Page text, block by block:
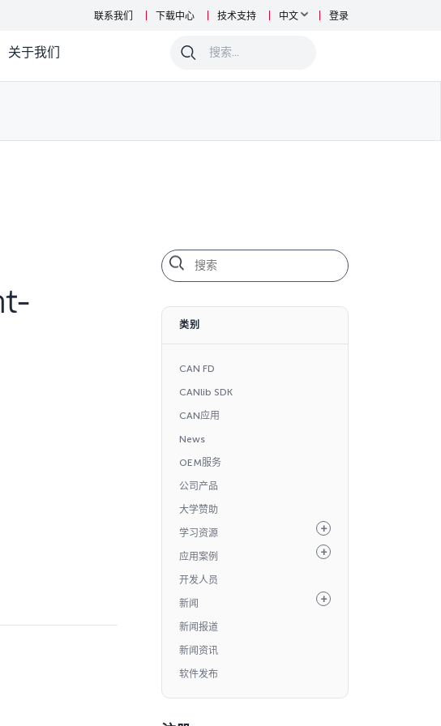
联系我们 下载中心 技术支持 中文 登录
关于我们 0
类别
CAN FD
CANlib SDK
CAN应用
News
OEM服务
公司产品
大学赞助
学习资源
应用案例
开发人员
新闻
新闻报道
新闻资讯
软件发布